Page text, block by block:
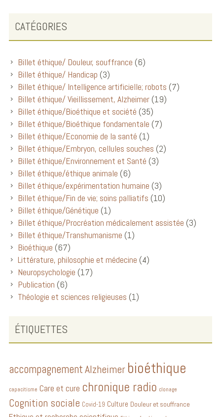
CATÉGORIES
Billet éthique/ Douleur, souffrance (6)
Billet éthique/ Handicap (3)
Billet éthique/ Intelligence artificielle; robots (7)
Billet éthique/ Vieillissement, Alzheimer(19)
Billet éthique/Bioéthique et société (35)
Billet éthique/Bioéthique fondamentale (7)
Billet éthique/Economie de la santé (1)
Billet éthique/Embryon, cellules souches (2)
Billet éthique/Environnement et Santé (3)
Billet éthique/éthique animale (6)
Billet éthique/expérimentation humaine (3)
Billet éthique/Fin de vie; soins palliatifs (10)
Billet éthique/Génétique (1)
Billet éthique/Procréation médicalement assistée (3)
Billet éthique/Transhumanisme (1)
Bioéthique (67)
Littérature, philosophie et médecine (4)
Neuropsychologie (17)
Publication (6)
Théologie et sciences religieuses (1)
ÉTIQUETTES
accompagnementAlzheimer bioéthique
capacitisme Care et cure chronique radio clonage
Cognition sociale Covid-19 Culture Douleur et souffrance